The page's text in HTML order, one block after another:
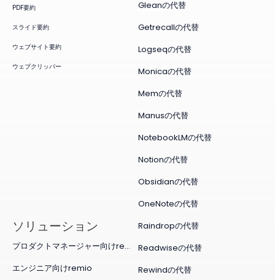
PDF要約
スライド要約
ウェブサイト要約
ウェブクリッパー
Gleanの代替
Getrecallの代替
Logseqの代替
Monicaの代替
Memの代替
Manusの代替
NotebookLMの代替
Notionの代替
Obsidianの代替
OneNoteの代替
Raindropの代替
Readwiseの代替
Rewindの代替
ソリューション
プロダクトマネージャー向けremio
エンジニア向けremio